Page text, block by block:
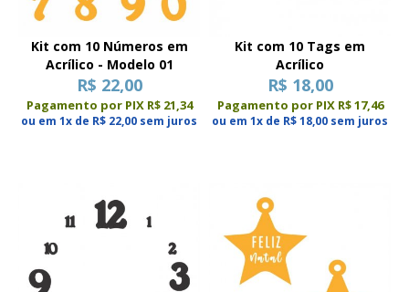
Kit com 10 Números em
Acrílico - Modelo 01
R$ 22,00
Pagamento por PIX R$ 21,34
ou em 1x de R$ 22,00 sem juros
Kit com 10 Tags em
Acrílico
R$ 18,00
Pagamento por PIX R$ 17,46
ou em 1x de R$ 18,00 sem juros